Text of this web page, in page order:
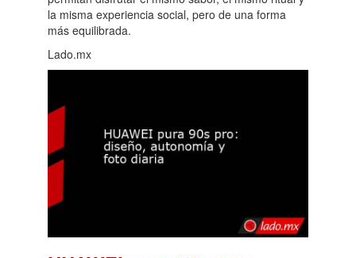
la misma experiencia social, pero de una forma
más equilibrada.
Lado.mx